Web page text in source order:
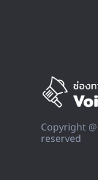
Copyright
reserved